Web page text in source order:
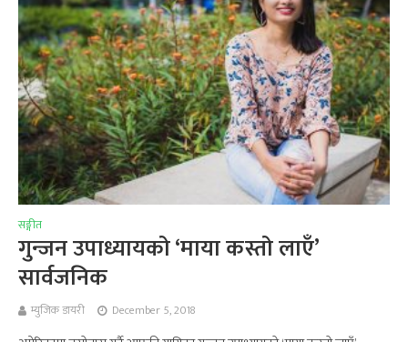
सङ्गीत
गुन्जन उपाध्यायको ‘माया कस्तो लाएँ’
सार्वजनिक
म्युजिक डायरी December 5, 2018